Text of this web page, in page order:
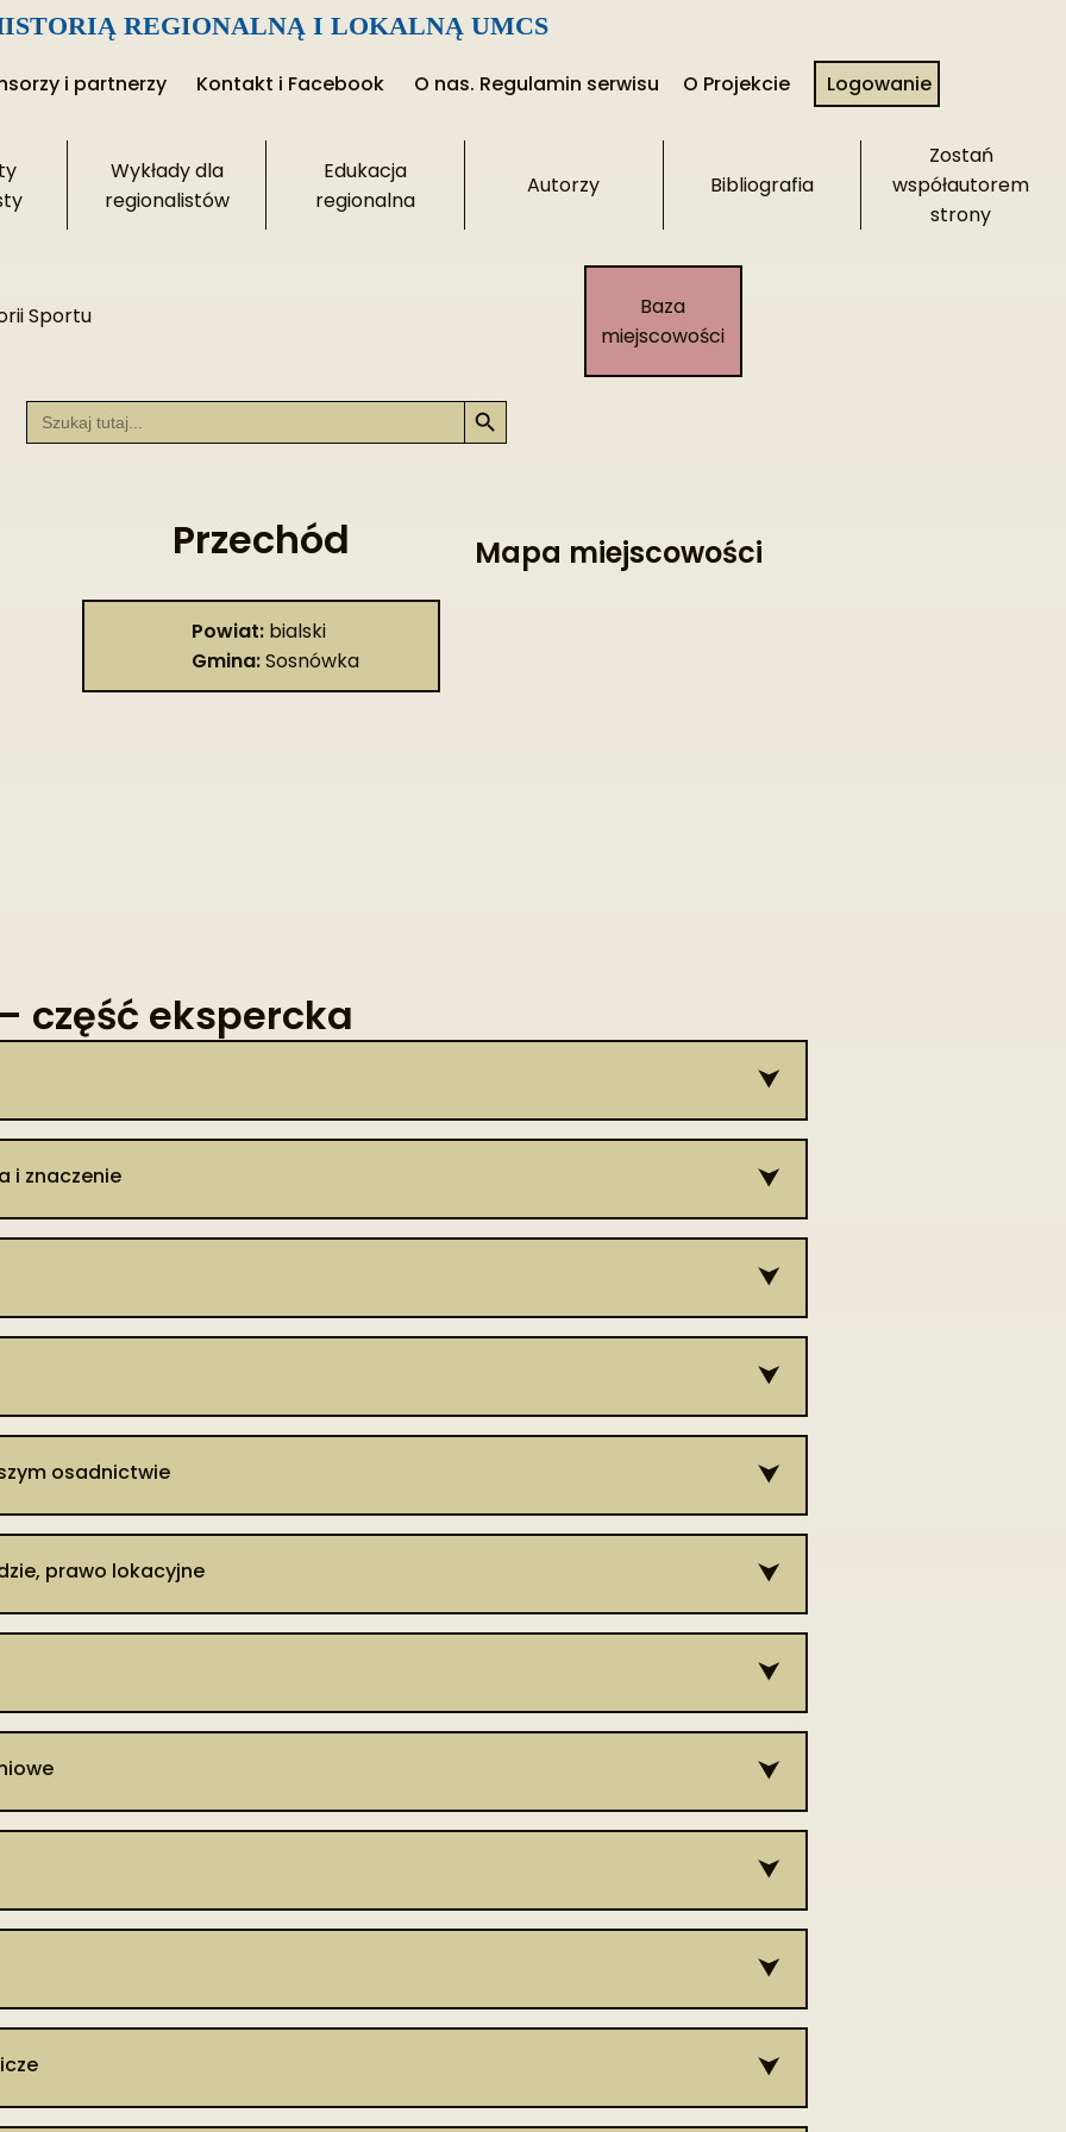
REGIONALNĄ I LOKALNĄ UMCS
i partnerzy Kontakt i Facebook O nas. Regulamin serwisu O Projekcie Logowanie
Wykłady dla
regionalistów
Edukacja
regionalna
Autorzy Bibliografia
Zostań
współautorem
strony​
Sportu
Baza
miejscowości
Search
for:
Search Button
Przechód
Powiat: bialski
Gmina:Sosnówka
Mapa miejscowości
część ekspercka
i znaczenie
osadnictwie
prawo lokacyjne